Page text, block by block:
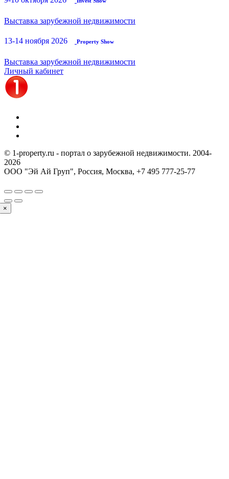
Выставка зарубежной недвижимости
13-14 ноября 2026 Property Show
Выставка зарубежной недвижимости
Личный кабинет
© 1-property.ru - портал о зарубежной недвижимости. 2004-
2026
ООО "Эй Ай Груп", Россия, Москва, +7 495 777-25-77
×